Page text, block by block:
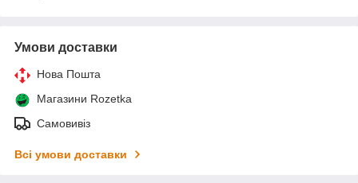
Умови доставки
Нова Пошта
Магазини Rozetka
Самовивіз
Всі умови доставки